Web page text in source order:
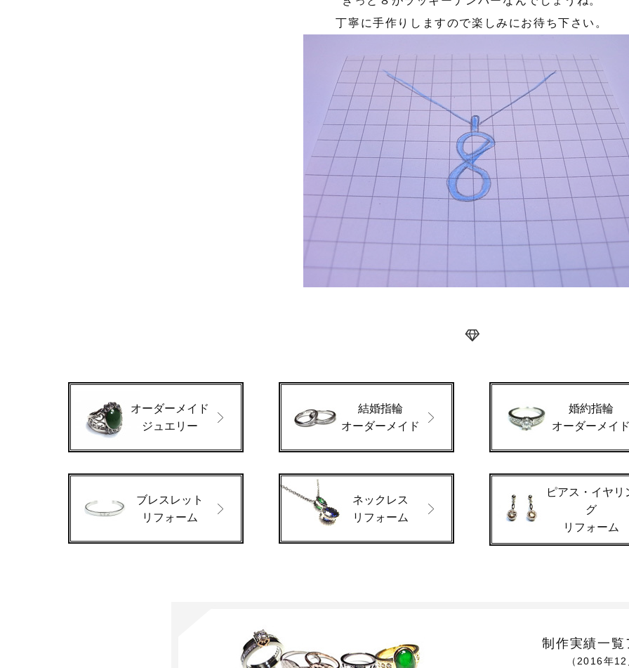
丁寧に手作りしますので楽しみにお待ち下さい。
オーダーメイド
ジュエリー
結婚指輪
オーダーメイド
婚約指輪
オーダーメイド
ブレスレット
リフォーム
ネックレス
リフォーム
ピアス・イヤリ
グ
リフォーム
制作実績一覧
（2016年12